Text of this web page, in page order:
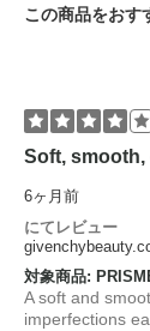
この商品をおす
Soft,
6ヶ月前
にてレビュー
対象商品:
A soft and
imperfections